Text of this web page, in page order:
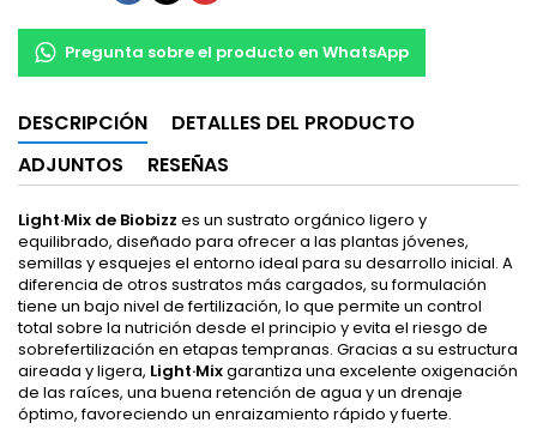
Pregunta sobre el producto en WhatsApp
DESCRIPCIÓN
DETALLES DEL PRODUCTO
ADJUNTOS
RESEÑAS
Light·Mix de Biobizz es un sustrato orgánico ligero y
equilibrado, diseñado para ofrecer a las plantas jóvenes,
semillas y esquejes el entorno ideal para su desarrollo inicial. A
diferencia de otros sustratos más cargados, su formulación
tiene un bajo nivel de fertilización, lo que permite un control
total sobre la nutrición desde el principio y evita el riesgo de
sobrefertilización en etapas tempranas. Gracias a su estructura
aireada y ligera, Light·Mixgarantiza una excelente oxigenación
de las raíces, una buena retención de agua y un drenaje
óptimo, favoreciendo un enraizamiento rápido y fuerte.